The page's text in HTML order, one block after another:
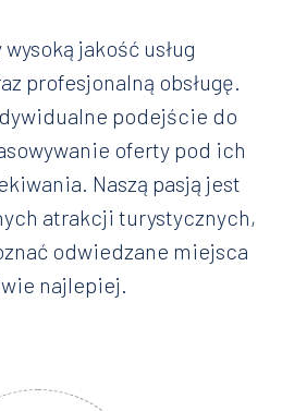
jakość usług
profesjonalną obsługę.
podejście do
oferty pod ich
Naszą pasją jest
atrakcji turystycznych,
odwiedzane miejsca
najlepiej.